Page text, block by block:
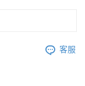
客服